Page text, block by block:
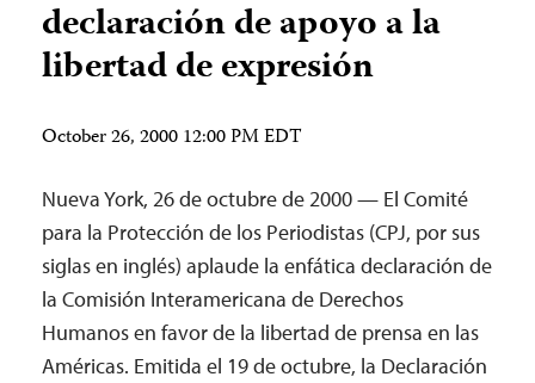
declaración de apoyo a la
libertad de expresión
October 26, 2000 12:00 PM EDT
Nueva York, 26 de octubre de 2000 — El Comité
para la Protección de los Periodistas (CPJ, por sus
siglas en inglés) aplaude la enfática declaración de
la Comisión Interamericana de Derechos
Humanos en favor de la libertad de prensa en las
Américas. Emitida el 19 de octubre, la Declaración